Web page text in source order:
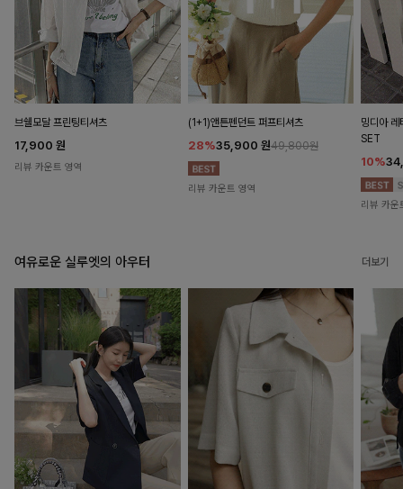
브쉘모달 프린팅티셔츠
17,900 원
리뷰 카운트 영역
(1+1)앤튼펜던트 퍼프티셔츠
28%35,900 원49,800원
리뷰 카운트 영역
밍디아 레
SET
10%
리뷰 카운
여유로운 실루엣의 아우터 더보기